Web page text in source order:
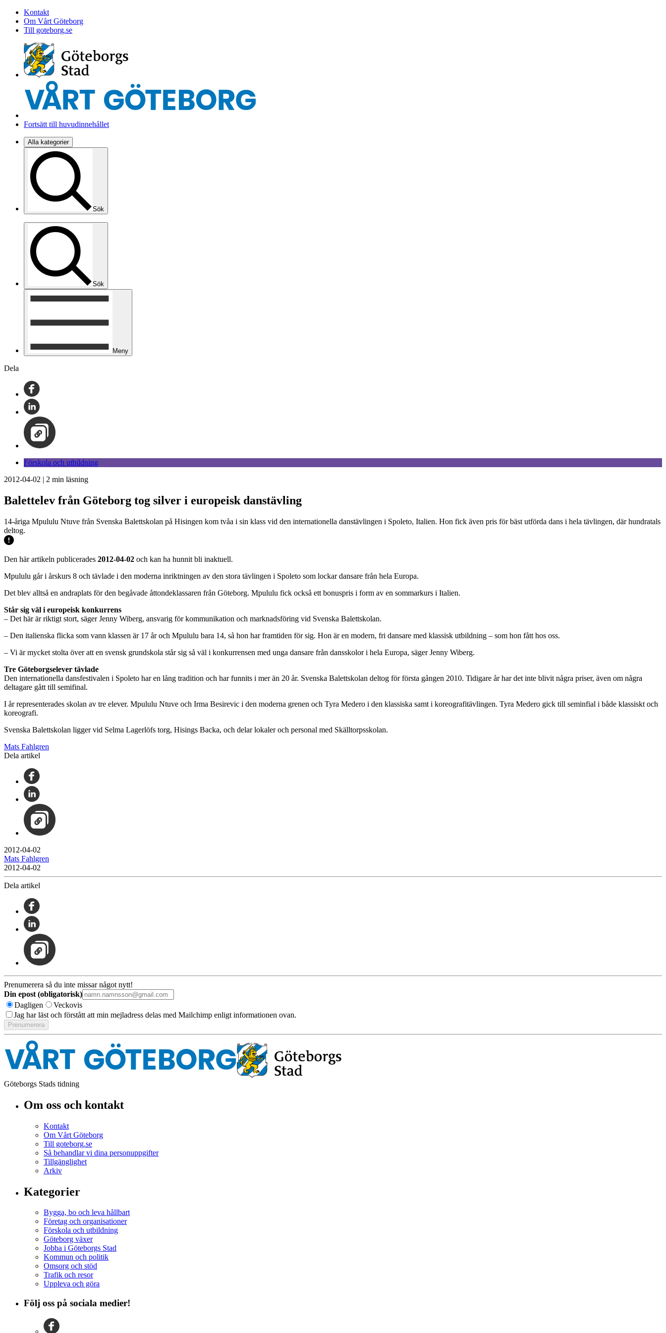
Kontakt
Om Vårt Göteborg
Till goteborg.se
Fortsätt till huvudinnehållet
Alla kategorier
Sök
Sök
Meny
Dela
Förskola och utbildning
2012-04-02 | 2 min läsning
Balettelev från Göteborg tog silver i europeisk danstävling
14-åriga Mpululu Ntuve från Svenska Balettskolan på Hisingen kom tvåa i sin klass vid den internationella danstävlingen i Spoleto, Italien. Hon fick även pris för bäst utförda dans i hela tävlingen, där hundratals
deltog.
Den här artikeln publicerades 2012-04-02 och kan ha hunnit bli inaktuell.
Mpululu går i årskurs 8 och tävlade i den moderna inriktningen av den stora tävlingen i Spoleto som lockar dansare från hela Europa.
Det blev alltså en andraplats för den begåvade åttondeklassaren från Göteborg. Mpululu fick också ett bonuspris i form av en sommarkurs i Italien.
Står sig väl i europeisk konkurrens
– Det här är riktigt stort, säger Jenny Wiberg, ansvarig för kommunikation och marknadsföring vid Svenska Balettskolan.
– Den italienska flicka som vann klassen är 17 år och Mpululu bara 14, så hon har framtiden för sig. Hon är en modern, fri dansare med klassisk utbildning – som hon fått hos oss.
– Vi är mycket stolta över att en svensk grundskola står sig så väl i konkurrensen med unga dansare från dansskolor i hela Europa, säger Jenny Wiberg.
Tre Göteborgselever tävlade
Den internationella dansfestivalen i Spoleto har en lång tradition och har funnits i mer än 20 år. Svenska Balettskolan deltog för första gången 2010. Tidigare år har det inte blivit några priser, även om några
deltagare gått till semifinal.
I år representerades skolan av tre elever. Mpululu Ntuve och Irma Besirevic i den moderna grenen och Tyra Medero i den klassiska samt i koreografitävlingen. Tyra Medero gick till seminfial i både klassiskt och
koreografi.
Svenska Balettskolan ligger vid Selma Lagerlöfs torg, Hisings Backa, och delar lokaler och personal med Skälltorpsskolan.
Mats Fahlgren
Dela artikel
2012-04-02
Mats Fahlgren
2012-04-02
Dela artikel
Prenumerera så du inte missar något nytt!
Din epost (obligatorisk)
Dagligen
Veckovis
Jag har läst och förstått att min mejladress delas med Mailchimp enligt informationen ovan.
Göteborgs Stads tidning
Om oss och kontakt
Kontakt
Om Vårt Göteborg
Till goteborg.se
Så behandlar vi dina personuppgifter
Tillgänglighet
Arkiv
Kategorier
Bygga, bo och leva hållbart
Företag och organisationer
Förskola och utbildning
Göteborg växer
Jobba i Göteborgs Stad
Kommun och politik
Omsorg och stöd
Trafik och resor
Uppleva och göra
Följ oss på sociala medier!